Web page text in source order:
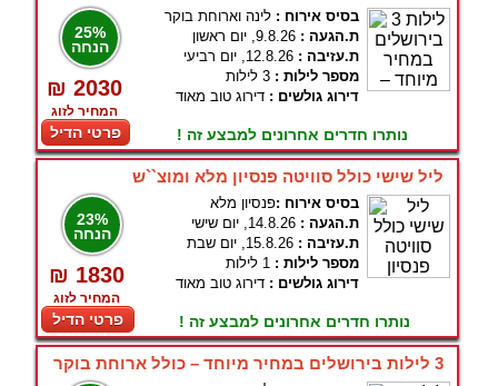
25%
הנחה
₪ 2030
המחיר לזוג
פרטי הדיל
בסיס אירוח : לינה וארוחת בוקר
ת.הגעה : 9.8.26, יום ראשון
ת.עזיבה : 12.8.26, יום רביעי
מספר לילות : 3 לילות
דירוג גולשים : דירוג טוב מאוד
נותרו חדרים אחרונים למבצע זה !
ליל שישי כולל סוויטה פנסיון מלא ומוצ``ש
23%
הנחה
₪ 1830
המחיר לזוג
פרטי הדיל
בסיס אירוח :פנסיון מלא
ת.הגעה : 14.8.26, יום שישי
ת.עזיבה : 15.8.26, יום שבת
מספר לילות : 1 לילות
דירוג גולשים : דירוג טוב מאוד
נותרו חדרים אחרונים למבצע זה !
3 לילות בירושלים במחיר מיוחד – כולל ארוחת בוקר